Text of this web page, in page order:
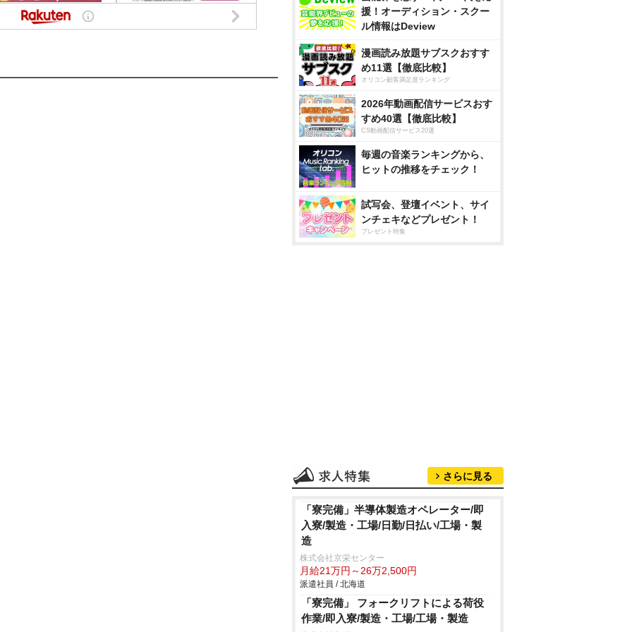
援！オーディション・スクー
ル情報はDeview
漫画読み放題サブスクおすす
め11選【徹底比較】
オリコン顧客満足度ランキング
2026年動画配信サービスおす
すめ40選【徹底比較】
CS動画配信サービス20選
毎週の音楽ランキングから、
ヒットの推移をチェック！
試写会、登壇イベント、サイ
ンチェキなどプレゼント！
プレゼント特集
さらに見る
「寮完備」半導体製造オペレーター/即
入寮/製造・工場/日勤/日払い/工場・製
造
株式会社京栄センター
月給21万円～26万2,500円
派遣社員 / 北海道
「寮完備」 フォークリフトによる荷役
作業/即入寮/製造・工場/工場・製造